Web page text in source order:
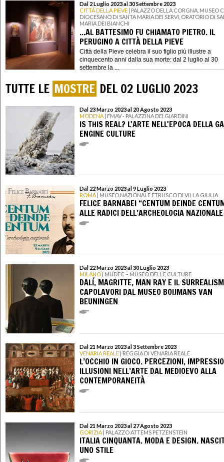
Dal 2 Luglio 2023 al 30 Settembre 2023
CITTÀ DELLA PIEVE | PALAZZO DELLA CORGNA, MUSEO
DIOCESANO DI SANTA MARIA DEI SERVI, ORATORIO DI
MARIA DEI BIANCHI
...AL BATTESIMO FU CHIAMATO PIETRO. IL
PERUGINO A CITTÀ DELLA PIEVE
Città della Pieve celebra il suo figlio più illustre a
cinquecento anni dalla sua morte: dal 2 luglio al 30
settembre la ...
TUTTE LE MOSTRE DEL 02 LUGLIO 2023
Dal 23 Marzo 2023 al 20 Agosto 2023
MODENA | FMAV - PALAZZINA DEI GIARDINI
IS THIS REAL? L'ARTE NELL'EPOCA DELLA
ENGINE CULTURE
Dal 22 Marzo 2023 al 9 Luglio 2023
ROMA | MUSEO NAZIONALE ETRUSCO DI VILLA GIULIA
FELICE BARNABEI “CENTUM DEINDE
ALLE RADICI DELL’ARCHEOLOGIA NAZIONALE
Dal 22 Marzo 2023 al 30 Luglio 2023
MILANO | MUDEC – MUSEO DELLE CULTURE
DALÍ, MAGRITTE, MAN RAY E IL
CAPOLAVORI DAL MUSEO BOIJMANS VAN
BEUNINGEN
Dal 21 Marzo 2023 al 3 Settembre 2023
VENARIA REALE | REGGIA DI VENARIA REALE
L’OCCHIO IN GIOCO. PERCEZIONI,
ILLUSIONI NELL’ARTE DAL MEDIOEVO ALLA
CONTEMPORANEITÀ
Dal 21 Marzo 2023 al 27 Agosto 2023
GORIZIA | PALAZZO ATTEMS PETZENSTEIN
ITALIA CINQUANTA. MODA E DESIGN.
UNO STILE